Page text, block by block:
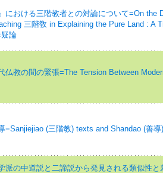
における三階教者との対論について=On the
三階敎 in Explaining the Pure Land : A
論
仏教の間の緊張=The Tension Between
=Sanjiejiao (三階教) texts and Shandao (善導)
派の中道説と二諦説から発見される類似性